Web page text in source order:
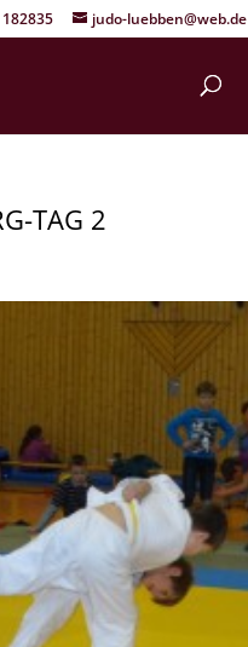
judo-luebben@web.de
TAG 2